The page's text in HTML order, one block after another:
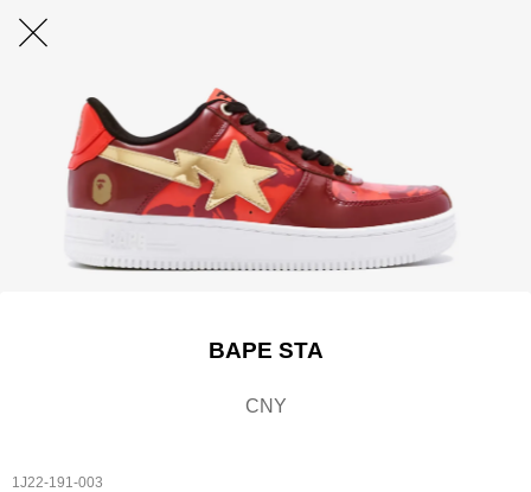
BAPE STA
CNY
1J22-191-003